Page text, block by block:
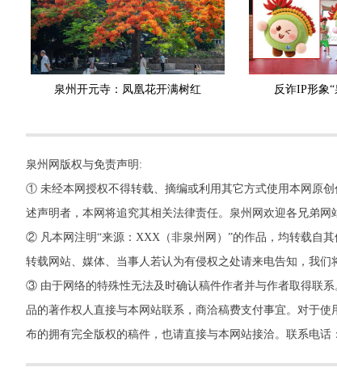
泉州开元寺：凤凰花开满树红 反诈IP形象
泉州网版权与免责声明:
① 未经本网授权不得转载、摘编或利用其它方式使用本网原
述声明者，本网将追究其相关法律责任。泉州网欢迎各兄弟网
② 凡本网注明“来源：XXX（非泉州网）”的作品，均转载自
转载网站、媒体、当事人若认为有侵权之处请来电告知，我们
③ 由于网络的特殊性无法及时确认稿件作者并与作者取得联
品的著作权人直接与本网站联系，商洽稿费支付事宜。对于
布的拥有完全版权的稿件，也请直接与本网站接洽。联系电话